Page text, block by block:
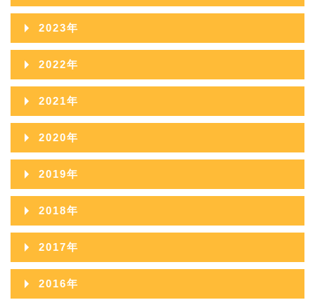
2026年06月
2026年05月
2026年04月
2026年03月
2026年02月
2026年01月
2025年11月
2025年10月
2025年09月
2025年08月
2025年07月
2025年06月
2025年05月
2025年03月
2025年02月
2024年12月
2024年11月
2024年10月
2024年09月
2024年08月
2024年07月
2024年06月
2024年05月
2024年03月
2023年
2023年12月
2023年11月
2023年10月
2023年09月
2023年08月
2023年07月
2023年06月
2023年05月
2022年
2022年12月
2022年11月
2022年10月
2022年09月
2022年08月
2022年07月
2022年06月
2021年
2021年12月
2021年11月
2021年10月
2021年09月
2021年08月
2021年07月
2020年
2020年12月
2020年11月
2020年10月
2020年09月
2020年08月
2019年
2019年12月
2019年11月
2019年10月
2019年09月
2018年
2018年12月
2018年11月
2017年
2017年12月
2016年